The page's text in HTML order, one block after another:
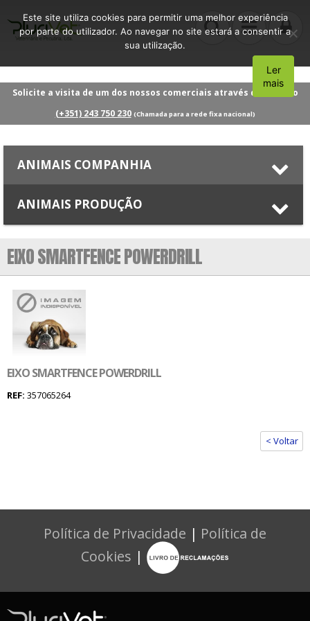
Solicite a visita de um dos nossos comerciais através do número
(+351) 243 750 230 (Chamada para a rede fixa nacional)
ANIMAIS COMPANHIA
ANIMAIS PRODUÇÃO
EIXO SMARTFENCE POWERDRILL
EIXO SMARTFENCE POWERDRILL
REF: 357065264
< Voltar
Política de Privacidade | Política de
Cookies |
Este site utiliza cookies para permitir uma melhor experiência
por parte do utilizador. Ao navegar no site estará a consentir a
sua utilização.
Aceito
Ler
mais